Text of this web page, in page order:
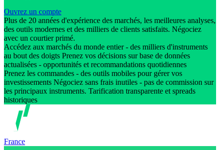
Ouvrez un compte
Plus de 20 années d'expérience des marchés, les meilleures analyses,
des outils modernes et des milliers de clients satisfaits. Négociez
avec un courtier primé.
Accédez aux marchés du monde entier - des milliers d'instruments
au bout des doigts Prenez vos décisions sur base de données
actualisées - opportunités et recommandations quotidiennes
Prenez les commandes - des outils mobiles pour gérer vos
investissements Négociez sans frais inutiles - pas de commission sur
les principaux instruments. Tarification transparente et spreads
historiques
France